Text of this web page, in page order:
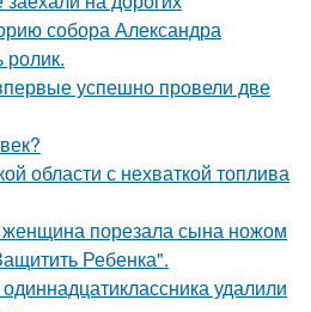
собора Александра
ролик.
успешно провели две
области с нехваткой топлива
женщина порезала сына ножом
Ребенка".
удалили